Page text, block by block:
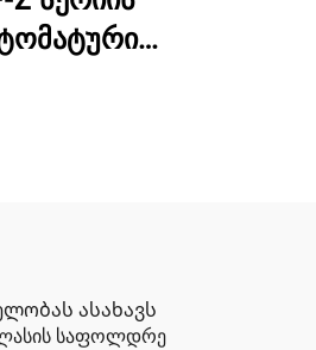
ასახავს
საფოლდრე